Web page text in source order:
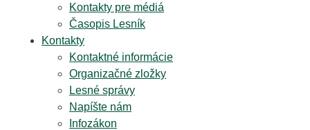
Kontakty pre médiá
Časopis Lesník
Kontakty
Kontaktné informácie
Organizačné zložky
Lesné správy
Napíšte nám
Infozákon